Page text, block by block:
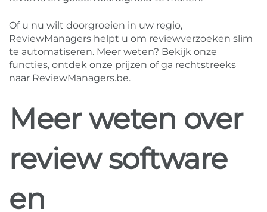
Of u nu wilt doorgroeien in uw regio,
ReviewManagers helpt u om reviewverzoeken slim
te automatiseren. Meer weten? Bekijk onze
functies, ontdek onze prijzen of ga rechtstreeks
naar ReviewManagers.be.
Meer weten over
review software
en